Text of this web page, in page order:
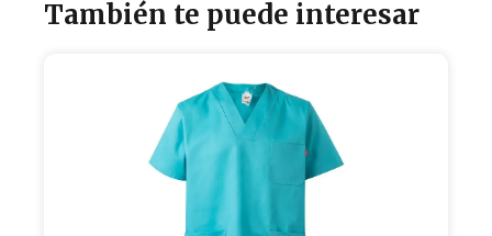
También te puede interesar